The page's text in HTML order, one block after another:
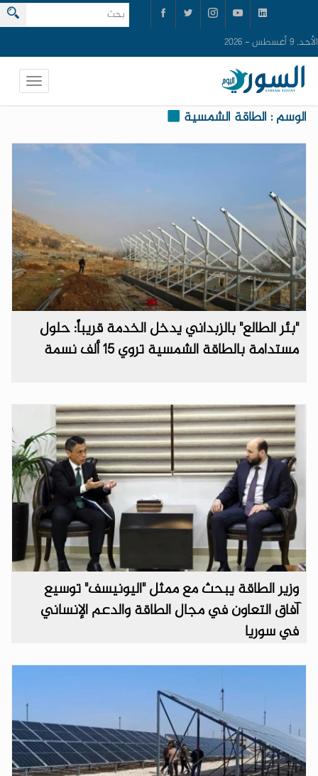
الأحد, 9 أغسطس - 2026
الوسم : الطاقة الشمسية
"بئر الطالع" بالزبداني يدخل الخدمة قريباً: حلول
مستدامة بالطاقة الشمسية تروي 15 ألف نسمة
وزير الطاقة يبحث مع ممثل "اليونيسف" توسيع
آفاق التعاون في مجال الطاقة والدعم الإنساني
في سوريا